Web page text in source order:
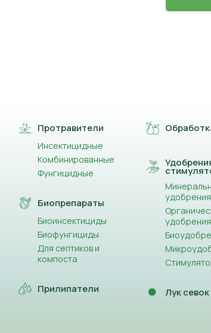
Протравители
Инсектицидные
Комбинированные
Фунгицидные
Биопрепараты
Биоинсектициды
Биофунгициды
Для септиков и
компоста
Прилипатели
удобрения
удобрения
Лук севок